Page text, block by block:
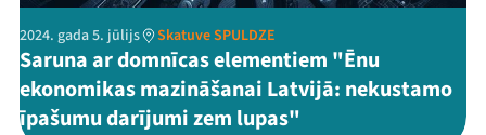
ThreadsFacebookYoutube
X Instagram
Flick TikTok
2024. gada 5. jūlijs Skatuve SPULDZE
Saruna ar domnīcas elementiem "Ēnu
ekonomikas mazināšanai Latvijā: nekustamo
īpašumu darījumi zem lupas"